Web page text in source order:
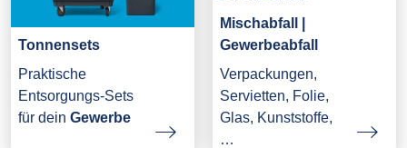
Tonnensets
Praktische
Entsorgungs-Sets
für dein Gewerbe
Mischabfall |
Gewerbeabfall
Verpackungen,
Servietten, Folie,
Glas, Kunststoffe,
…